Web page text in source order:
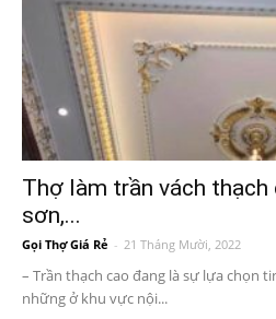
Thợ làm trần vách thạch
sơn,...
Gọi Thợ Giá Rẻ - 21 Tháng Mười, 2022
– Trần thạch cao đang là sự lựa chọn
những ở khu vực nội...